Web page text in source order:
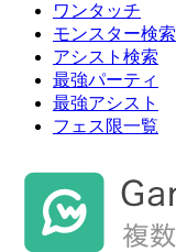
ワンタッチ
モンスター検索
アシスト検索
最強パーティ
最強アシスト
フェス限一覧